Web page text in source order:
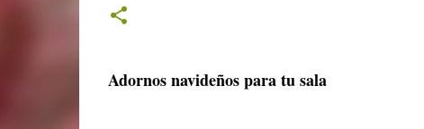
Adornos navideños para tu sala